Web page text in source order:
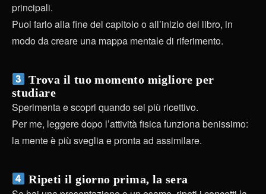
principali.
Puoi farlo alla fine del capitolo o all’inizio del libro, in
modo da creare una mappa mentale di riferimento.
Trova il tuo momento migliore per
studiare
Sperimenta e scopri quando sei più ricettivo.
Per me, leggere dopo l’attività fisica funziona benissimo:
la mente è più sveglia e pronta ad assimilare.
Ripeti il giorno prima, la sera